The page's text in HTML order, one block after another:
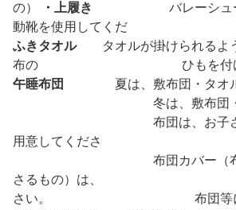
の）
・上履き
バレーシューズ
動靴を使用してくだ
ふきタオルタオルが掛けられるよう
布の ひもを付けてく
午睡布団
夏は、敷布団・タオル
冬は、敷布団・掛け
布団は、お子さんの
用意してくださ
布団カバー（布団が
さるもの）は、 必ず
さい。 布団等には、